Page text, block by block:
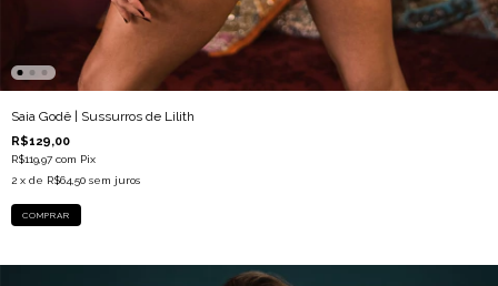
Saia Godê | Sussurros de Lilith
R$129,00
R$119,97 com Pix
2 x de R$64,50 sem juros
COMPRAR